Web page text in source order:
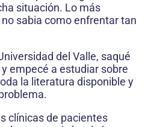
situación. Lo más
sabia como enfrentar tan
del Valle, saqué
empecé a estudiar sobre
la literatura disponible y
clínicas de pacientes